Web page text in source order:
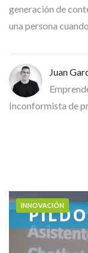
generación de
una persona
Juan
Inconformista de
INNOVACIÓN